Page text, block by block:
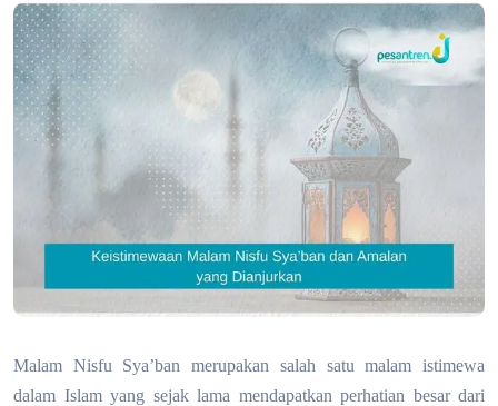
Malam Nisfu Sya’ban merupakan salah satu malam istimewa
dalam Islam yang sejak lama mendapatkan perhatian besar dari